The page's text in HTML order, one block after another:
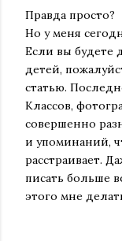
Правда просто?
Но у меня
Если вы будете
детей,
статью.
Классов,
совершенно
и упоминаний,
расстраивает.
писать больше
этого мне